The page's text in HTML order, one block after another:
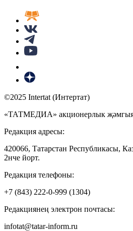
©2025 Intertat (Интертат)
«ТАТМЕДИА» акционерлык
Редакция адресы:
420066, Татарстан Республикасы,
2нче йорт.
Редакция телефоны:
+7 (843) 222-0-999 (1304)
Редакциянең электрон почтасы:
infotat@tatar-inform.ru